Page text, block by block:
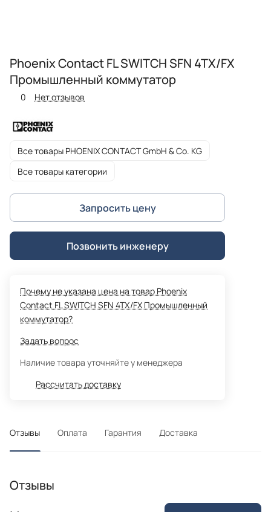
Phoenix Contact FL SWITCH SFN 4TX/FX
Промышленный коммутатор
0 Нет отзывов
Все товары PHOENIX CONTACT GmbH & Co. KG
Все товары категории
Запросить цену
Позвонить инженеру
Почему не указана цена на товар Phoenix
Contact FL SWITCH SFN 4TX/FX Промышленный
коммутатор?
Задать вопрос
Наличие товара уточняйте у менеджера
Рассчитать доставку
Отзывы Оплата Гарантия Доставка
Отзывы